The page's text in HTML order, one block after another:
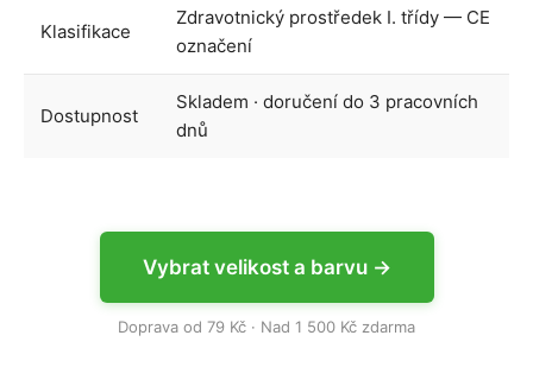
Klasifikace
Zdravotnický prostředek I. třídy — CE
označení
Dostupnost
Skladem · doručení do 3 pracovních
dnů
Vybrat velikost a barvu →
Doprava od 79 Kč · Nad 1 500 Kč zdarma